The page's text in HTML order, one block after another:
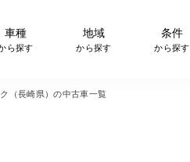
車種
ら探す
地域
から探す
条件
から探す
（長崎県）の中古車一覧